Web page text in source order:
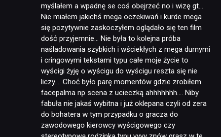
myślałem a wpadnę se coś obejrzeć no i wizę gt…
Nie miałem jakichś mega oczekiwań i kurde mega
się pozytywnie zaskoczyłem oglądało się ten film
dość przyjemnie… Nie była to kolejna próba
naśladowania szybkich i wściekłych z mega durnymi
i cringowymi tekstami typu całe moje życie to
wyścigi żyję o wyścigu do wyścigu reszta się nie
liczy…. Choć było parę momentów gdzie zrobiłem
facepalma np scena z ucieczką ahhhhhhh…. Niby
fabuła nie jakaś wybitna i już oklepana czyli od zera
do bohatera w tym przypadku o gracza do
zawodowego kierowcy wyścigowego czy